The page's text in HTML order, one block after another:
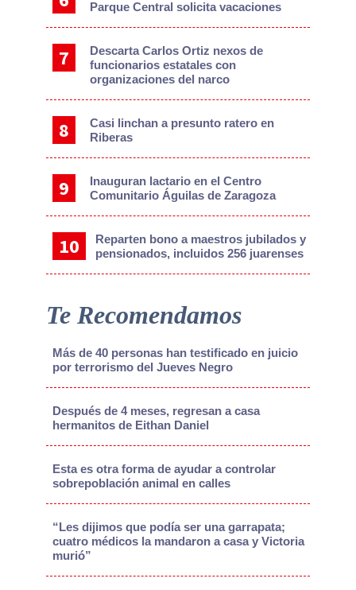
Parque Central solicita vacaciones
Descarta Carlos Ortiz nexos de
funcionarios estatales con
organizaciones del narco
Casi linchan a presunto ratero en
Riberas
Inauguran lactario en el Centro
Comunitario Águilas de Zaragoza
Reparten bono a maestros jubilados y
pensionados, incluidos 256 juarenses
Te Recomendamos
Más de 40 personas han testificado en juicio
por terrorismo del Jueves Negro
Después de 4 meses, regresan a casa
hermanitos de Eithan Daniel
Esta es otra forma de ayudar a controlar
sobrepoblación animal en calles
“Les dijimos que podía ser una garrapata;
cuatro médicos la mandaron a casa y Victoria
murió”